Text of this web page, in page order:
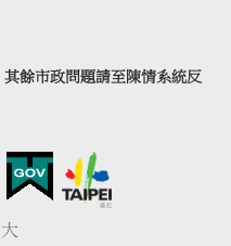
餘市政問題請至陳情系統反
大